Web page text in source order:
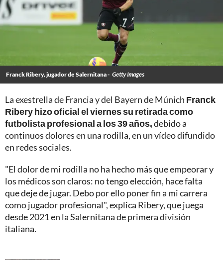
Franck Ribery, jugador de Salernitana - Getty Images
La exestrella de Francia y del Bayern de Múnich Franck
Ribery hizo oficial el viernes su retirada como
futbolista profesional a los 39 años,debido a
continuos dolores en una rodilla, en un vídeo difundido
en redes sociales.
"El dolor de mi rodilla no ha hecho más que empeorar y
los médicos son claros: no tengo elección, hace falta
que deje de jugar. Debo por ello poner fin a mi carrera
como jugador profesional", explica Ribery, que juega
desde 2021 en la Salernitana de primera división
italiana.